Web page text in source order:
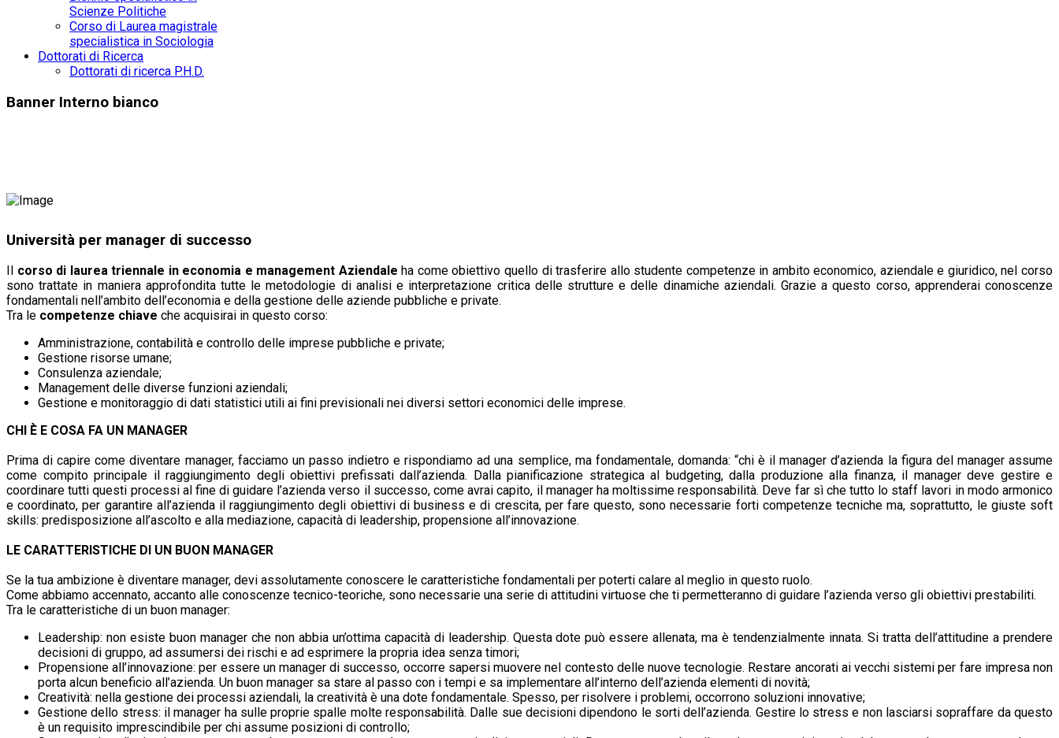
Scienze Politiche
Corso di Laurea magistrale
specialistica in Sociologia
Dottorati di Ricerca
Dottorati di ricerca P.H.D.
Banner Interno bianco
Università per manager di successo
corso di laurea triennale in economia e management Aziendale ha come obiettivo quello di trasferire allo studente competenze in ambito economico, aziendale e giuridico, nel corso
sono trattate in maniera approfondita tutte le metodologie di analisi e interpretazione critica delle strutture e delle dinamiche aziendali. Grazie a questo corso, apprenderai conoscenze
fondamentali nell’ambito dell’economia e della gestione delle aziende pubbliche e private.
Tra le competenze chiave che acquisirai in questo corso:
Amministrazione, contabilità e controllo delle imprese pubbliche e private;
Gestione risorse umane;
Consulenza aziendale;
Management delle diverse funzioni aziendali;
Gestione e monitoraggio di dati statistici utili ai fini previsionali nei diversi settori economici delle imprese.
CHI È E COSA FA UN MANAGER
Prima di capire come diventare manager, facciamo un passo indietro e rispondiamo ad una semplice, ma fondamentale, domanda: “chi è il manager d’azienda la figura del manager assume
come compito principale il raggiungimento degli obiettivi prefissati dall’azienda. Dalla pianificazione strategica al budgeting, dalla produzione alla finanza, il manager deve gestire e
coordinare tutti questi processi al fine di guidare l’azienda verso il successo, come avrai capito, il manager ha moltissime responsabilità. Deve far sì che tutto lo staff lavori in modo armonico
e coordinato, per garantire all’azienda il raggiungimento degli obiettivi di business e di crescita, per fare questo, sono necessarie forti competenze tecniche ma, soprattutto, le giuste soft
skills: predisposizione all’ascolto e alla mediazione, capacità di leadership, propensione all’innovazione.
LE CARATTERISTICHE DI UN BUON MANAGER
Se la tua ambizione è diventare manager, devi assolutamente conoscere le caratteristiche fondamentali per poterti calare al meglio in questo ruolo.
Come abbiamo accennato, accanto alle conoscenze tecnico-teoriche, sono necessarie una serie di attitudini virtuose che ti permetteranno di guidare l’azienda verso gli obiettivi prestabiliti.
Tra le caratteristiche di un buon manager:
Leadership: non esiste buon manager che non abbia un’ottima capacità di leadership. Questa dote può essere allenata, ma è tendenzialmente innata. Si tratta dell’attitudine a prendere
decisioni di gruppo, ad assumersi dei rischi e ad esprimere la propria idea senza timori;
Propensione all’innovazione: per essere un manager di successo, occorre sapersi muovere nel contesto delle nuove tecnologie. Restare ancorati ai vecchi sistemi per fare impresa non
porta alcun beneficio all’azienda. Un buon manager sa stare al passo con i tempi e sa implementare all’interno dell’azienda elementi di novità;
Creatività: nella gestione dei processi aziendali, la creatività è una dote fondamentale. Spesso, per risolvere i problemi, occorrono soluzioni innovative;
Gestione dello stress: il manager ha sulle proprie spalle molte responsabilità. Dalle sue decisioni dipendono le sorti dell’azienda. Gestire lo stress e non lasciarsi sopraffare da questo
è un requisito imprescindibile per chi assume posizioni di controllo;